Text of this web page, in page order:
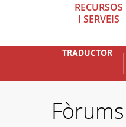
RECURSOS
I SERVEIS
TRADUCTOR